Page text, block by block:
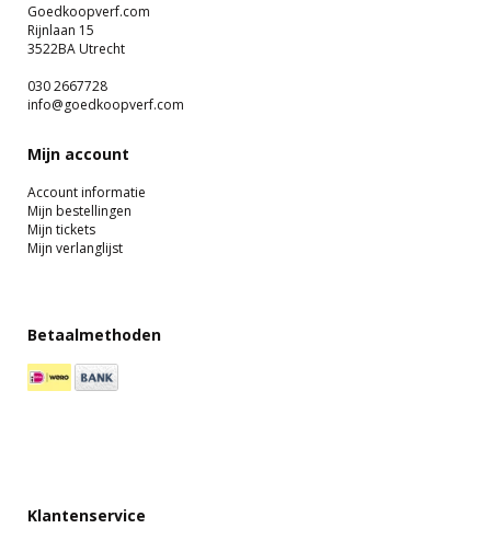
Goedkoopverf.com
Rijnlaan 15
3522BA Utrecht
030 2667728
info@goedkoopverf.com
Mijn account
Account informatie
Mijn bestellingen
Mijn tickets
Mijn verlanglijst
Betaalmethoden
Klantenservice